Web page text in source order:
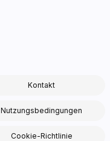
Kontakt
Nutzungsbedingungen
Cookie-Richtlinie